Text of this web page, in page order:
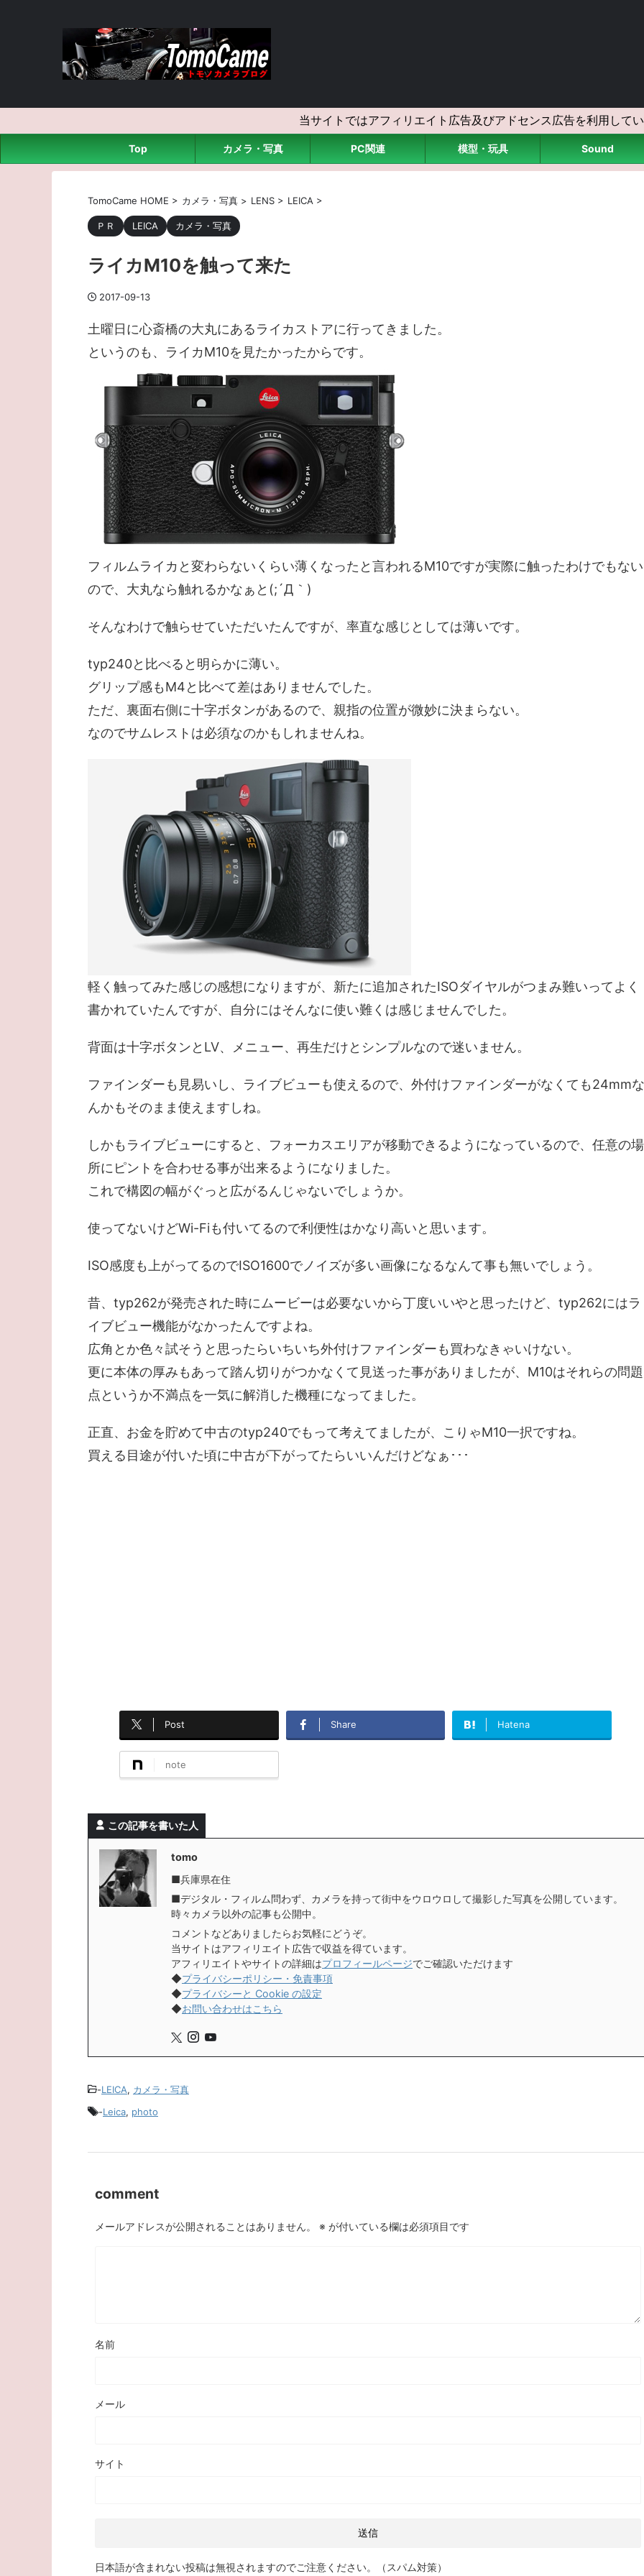
当サイトではアフィリエイト広告及びアドセンス広告を利用して
Top カメラ・写真 PC関連 模型・玩具 Sound
TomoCame HOME > カメラ・写真 > LENS > LEICA >
ＰＲ LEICA カメラ・写真
ライカM10を触って来た
2017-09-13
土曜日に心斎橋の大丸にあるライカストアに行ってきました。
というのも、ライカM10を見たかったからです。
フィルムライカと変わらないくらい薄くなったと言われるM10ですが実際に触ったわけでもない
ので、大丸なら触れるかなぁと(;´Д｀)
そんなわけで触らせていただいたんですが、率直な感じとしては薄いです。
typ240と比べると明らかに薄い。
グリップ感もM4と比べて差はありませんでした。
ただ、裏面右側に十字ボタンがあるので、親指の位置が微妙に決まらない。
なのでサムレストは必須なのかもしれませんね。
軽く触ってみた感じの感想になりますが、新たに追加されたISOダイヤルがつまみ難いってよく
書かれていたんですが、自分にはそんなに使い難くは感じませんでした。
背面は十字ボタンとLV、メニュー、再生だけとシンプルなので迷いません。
ファインダーも見易いし、ライブビューも使えるので、外付けファインダーがなくても24mmな
んかもそのまま使えますしね。
しかもライブビューにすると、フォーカスエリアが移動できるようになっているので、任意の場
所にピントを合わせる事が出来るようになりました。
これで構図の幅がぐっと広がるんじゃないでしょうか。
使ってないけどWi-Fiも付いてるので利便性はかなり高いと思います。
ISO感度も上がってるのでISO1600でノイズが多い画像になるなんて事も無いでしょう。
昔、typ262が発売された時にムービーは必要ないから丁度いいやと思ったけど、typ262にはラ
イブビュー機能がなかったんですよね。
広角とか色々試そうと思ったらいちいち外付けファインダーも買わなきゃいけない。
更に本体の厚みもあって踏ん切りがつかなくて見送った事がありましたが、M10はそれらの問題
点というか不満点を一気に解消した機種になってました。
正直、お金を貯めて中古のtyp240でもって考えてましたが、こりゃM10一択ですね。
買える目途が付いた頃に中古が下がってたらいいんだけどなぁ･･･
Post Share Hatena
note
この記事を書いた人
tomo
■兵庫県在住
■デジタル・フィルム問わず、カメラを持って街中をウロウロして撮影した写真を公開しています。
時々カメラ以外の記事も公開中。
コメントなどありましたらお気軽にどうぞ。
当サイトはアフィリエイト広告で収益を得ています。
アフィリエイトやサイトの詳細はプロフィールページでご確認いただけます
◆プライバシーポリシー・免責事項
◆プライバシーと Cookie の設定
◆お問い合わせはこちら
-LEICA, カメラ・写真
-Leica, photo
comment
メールアドレスが公開されることはありません。 ※ が付いている欄は必須項目です
名前
メール
サイト
日本語が含まれない投稿は無視されますのでご注意ください。（スパム対策）